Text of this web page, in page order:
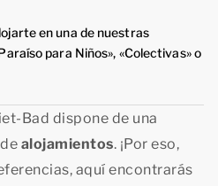
en una de nuestras
para Niños», «Colectivas» o
Bad dispone de una
alojamientos. ¡Por eso,
aquí encontrarás